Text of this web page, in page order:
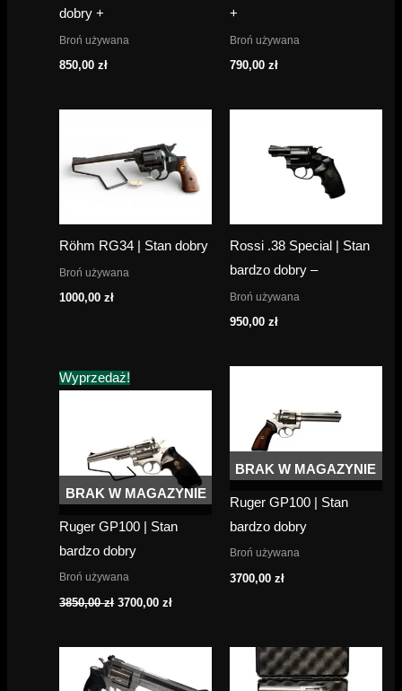
dobry +
Broń używana
850,00zł
+
Broń używana
790,00 zł
Röhm RG34 | Stan dobry
Broń używana
1000,00zł
Rossi .38 Special | Stan
bardzo dobry –
Broń używana
950,00 zł
Wyprzedaż!
BRAK W MAGAZYNIE
Ruger GP100 | Stan
bardzo dobry
Broń używana
3850,00zł Pierwotna
3700,00zł
BRAK W MAGAZYNIE
Ruger GP100 | Stan
bardzo dobry
Broń używana
3700,00 zł